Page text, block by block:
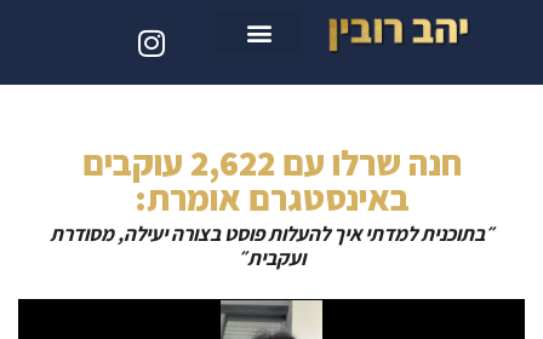
חנה שרלו עם 2,622 עוקבים
באינסטגרם אומרת:
״בתוכנית למדתי איך להעלות פוסט בצורה יעילה, מסודרת
ועקבית״